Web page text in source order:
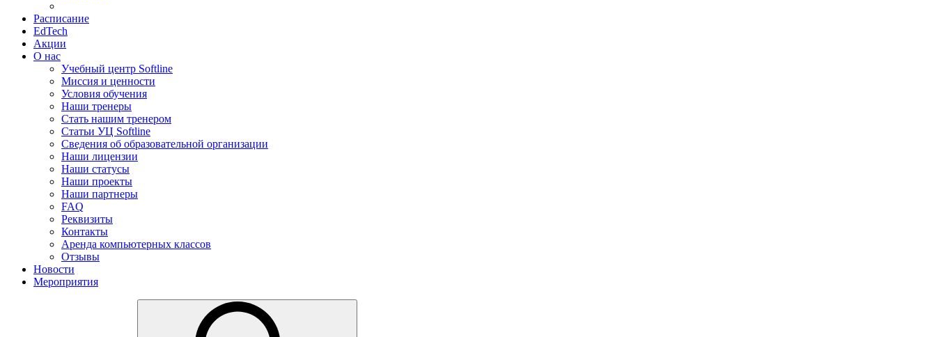
Расписание
EdTech
Акции
О нас
Учебный центр Softline
Миссия и ценности
Условия обучения
Наши тренеры
Стать нашим тренером
Статьи УЦ Softline
Сведения об образовательной организации
Наши лицензии
Наши статусы
Наши проекты
Наши партнеры
FAQ
Реквизиты
Контакты
Аренда компьютерных классов
Отзывы
Новости
Мероприятия